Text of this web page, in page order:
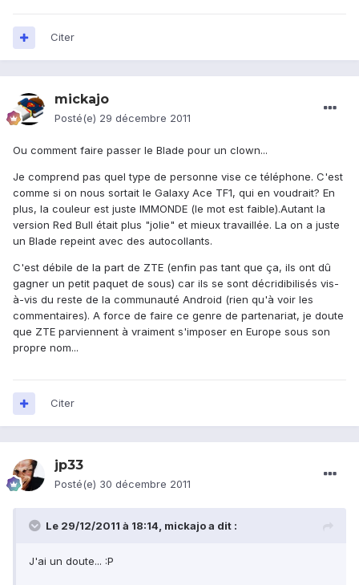
Citer
mickajo
Posté(e) 29 décembre 2011
Ou comment faire passer le Blade pour un clown...
Je comprend pas quel type de personne vise ce téléphone. C'est
comme si on nous sortait le Galaxy Ace TF1, qui en voudrait? En
plus, la couleur est juste IMMONDE (le mot est faible).Autant la
version Red Bull était plus "jolie" et mieux travaillée. La on a juste
un Blade repeint avec des autocollants.
C'est débile de la part de ZTE (enfin pas tant que ça, ils ont dû
gagner un petit paquet de sous) car ils se sont décridibilisés vis-
à-vis du reste de la communauté Android (rien qu'à voir les
commentaires). A force de faire ce genre de partenariat, je doute
que ZTE parviennent à vraiment s'imposer en Europe sous son
propre nom...
Citer
jp33
Posté(e) 30 décembre 2011
Le 29/12/2011 à 18:14, mickajo a dit :
J'ai un doute... :P